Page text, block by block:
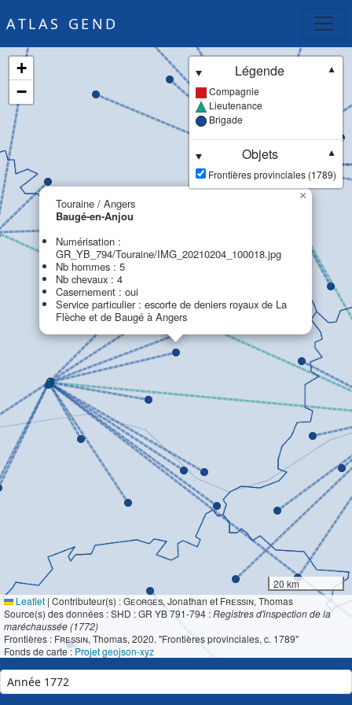
ATLAS GEND
Touraine / Angers
Baugé-en-Anjou
Numérisation :
GR_YB_794/Touraine/IMG_20210204_100018.jpg
Nb hommes : 5
Nb chevaux : 4
Casernement : oui
Service particulier : escorte de deniers royaux de La
Flèche et de Baugé à Angers
×
+
−
Légende
▼
Compagnie
Lieutenance
Brigade
Objets
▼
Frontières provinciales (1789)
20 km
Leaflet | Contributeur(s) :Georges, Jonathan et Fressin, Thomas
Source(s) des données : SHD : GR YB 791-794 :Registres d'inspection de la
maréchaussée (1772)
Frontières : Fressin, Thomas, 2020. "Frontières provinciales, c. 1789"
Fonds de carte :Projet geojson-xyz